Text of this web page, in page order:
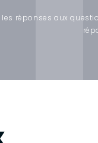
les réponses aux